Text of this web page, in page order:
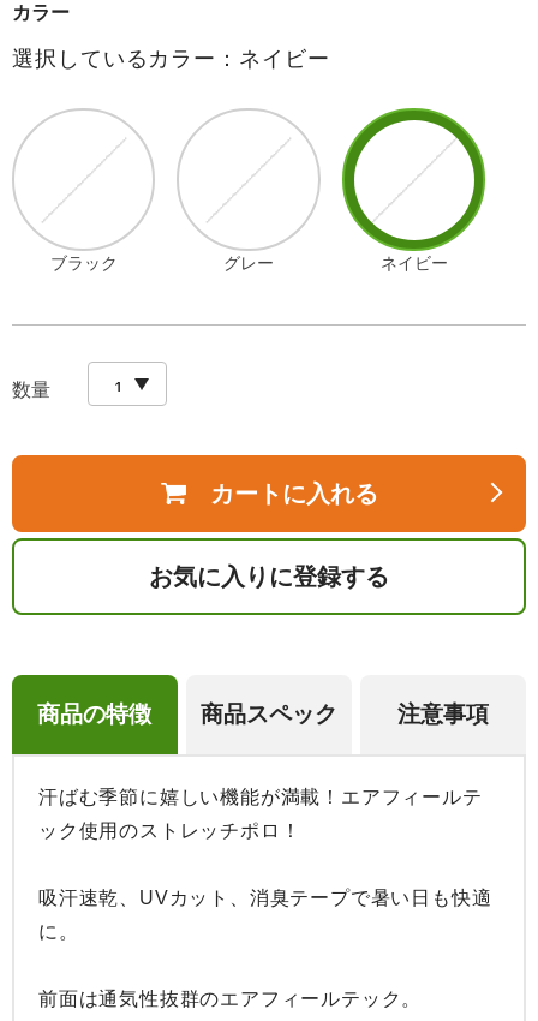
カラー
選択しているカラー：ネイビー
ブラック グレー ネイビー
数量
カートに入れる
お気に入りに登録する
商品の特徴 商品スペック 注意事項
汗ばむ季節に嬉しい機能が満載！エアフィールテ
ック使用のストレッチポロ！
吸汗速乾、UVカット、消臭テープで暑い日も快適
に。
前面は通気性抜群のエアフィールテック。